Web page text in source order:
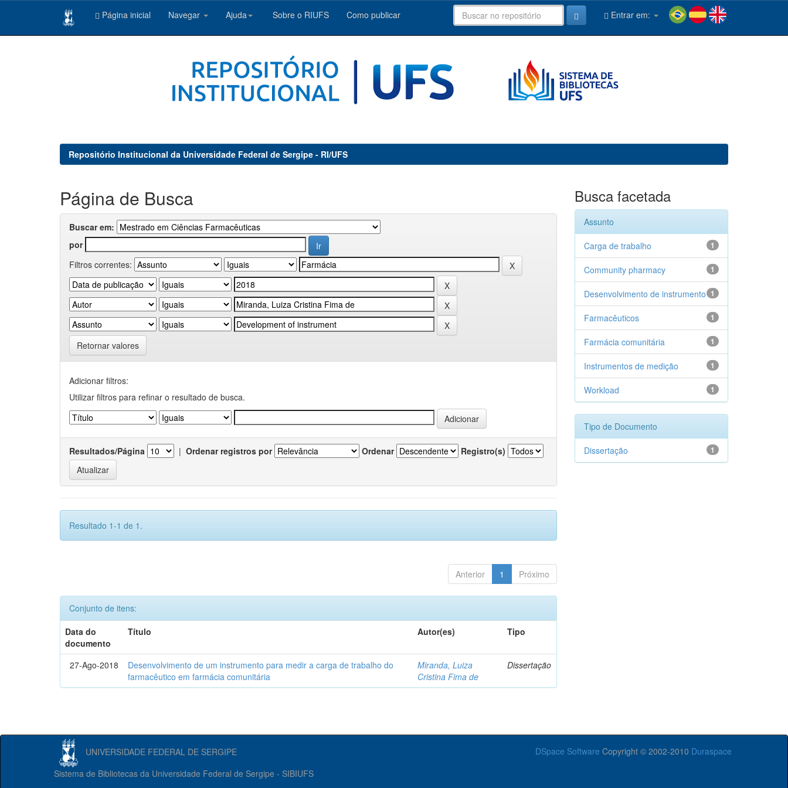
Página inicial Navegar Ajuda Sobre o RIUFS Como publicar Entrar em:
Repositório Institucional da Universidade Federal de Sergipe - RI/UFS
Página de Busca
Buscar em:
por
Filtros correntes:
Retornar valores
Adicionar filtros:
Utilizar filtros para refinar o resultado de busca.
Resultados/Página | Ordenar registros por Ordenar Registro(s)
Resultado 1-1 de 1.
Anterior 1 Próximo
Conjunto de itens:
Data do
documento
Título Autor(es) Tipo
27-Ago-2018
Desenvolvimento de um instrumento para medir a carga de trabalho do
farmacêutico em farmácia comunitária
Miranda, Luiza
Cristina Fima de
Dissertação
Busca facetada
Assunto
1
Carga de trabalho
1
Community pharmacy
1
Desenvolvimento de instrumento
1
Farmacêuticos
1
Farmácia comunitária
1
Instrumentos de medição
1
Workload
Tipo de Documento
1
Dissertação
UNIVERSIDADE FEDERAL DE SERGIPE DSpace Software Copyright © 2002-2010 Duraspace
Sistema de Bibliotecas da Universidade Federal de Sergipe - SIBIUFS